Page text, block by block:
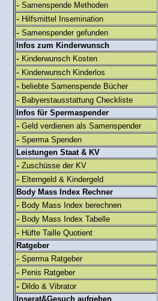
- Samenspende Methoden
- Hilfsmittel Insemination
- Samenspender gefunden
Infos zum Kinderwunsch
- Kinderwunsch Kosten
- Kinderwunsch Kinderlos
- beliebte Samenspende Bücher
- Babyerstausstattung Checkliste
Infos für Spermaspender
- Geld verdienen als Samenspender
- Sperma Spenden
Leistungen Staat & KV
- Zuschüsse der KV
- Elterngeld & Kindergeld
Body Mass Index Rechner
- Body Mass Index berechnen
- Body Mass Index Tabelle
- Hüfte Taille Quotient
Ratgeber
- Sperma Ratgeber
- Penis Ratgeber
- Dildo & Vibrator
Inserat&Gesuch aufgeben